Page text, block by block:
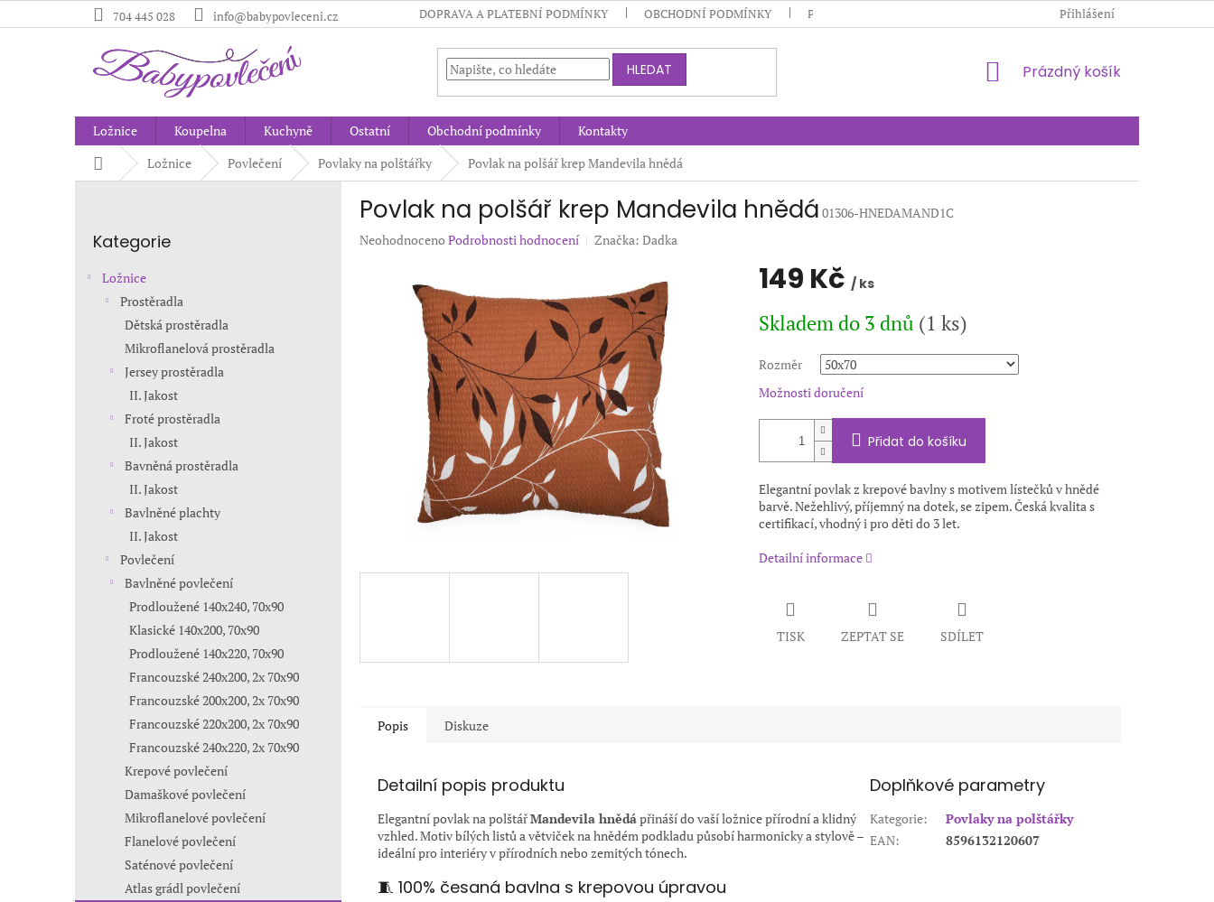
na
704 445 028 info@babypovleceni.cz DOPRAVA A PLATEBNÍ PODMÍNKY OBCHODNÍ PODMÍNKY PODMÍNKY OCHRANY OSOBNÍCH ÚDAJŮ KONTAKTY
Přihlášení
HLEDAT
NÁKUPNÍ
Prázdný košík
Ložnice Koupelna Kuchyně Ostatní Obchodní podmínky
Kontakty
Domů Ložnice Povlečení Povlaky na polštářky Povlak na polšář krep Mandevila hnědá
kategorie
Kategorie
Ložnice
Prostěradla
Dětská prostěradla
Mikroflanelová prostěradla
Jersey prostěradla
II. Jakost
Froté prostěradla
II. Jakost
Bavněná prostěradla
II. Jakost
Bavlněné plachty
II. Jakost
Povlečení
Bavlněné povlečení
Prodloužené 140x240, 70x90
Klasické 140x200, 70x90
Prodloužené 140x220, 70x90
Francouzské 240x200, 2x 70x90
Francouzské 200x200, 2x 70x90
Francouzské 220x200, 2x 70x90
Francouzské 240x220, 2x 70x90
Krepové povlečení
Damaškové povlečení
Mikroflanelové povlečení
Flanelové povlečení
Saténové povlečení
Atlas grádl povlečení
Povlak na polšář krep Mandevila hnědá 01306-HNEDAMAND1C
Průměrné
Neohodnoceno Podrobnosti hodnocení Značka: Dadka
149 Kč / ks
cena:
Skladem do 3 dnů (1 ks)
Rozměr
Možnosti doručení
Přidat do košíku
Elegantní povlak z krepové bavlny s motivem lístečků v hnědé
barvě. Nežehlivý, příjemný na dotek, se zipem. Česká kvalita s
certifikací, vhodný i pro děti do 3 let.
Detailní informace
TISK ZEPTAT SE SDÍLET
Popis Diskuze
Detailní popis produktu
Elegantní povlak na polštářMandevila hnědápřináší do vaší ložnice přírodní a klidný
vzhled. Motiv bílých listů a větviček na hnědém podkladu působí harmonicky a stylově –
ideální pro interiéry v přírodních nebo zemitých tónech.
🧵 100% česaná bavlna s krepovou úpravou
Doplňkové parametry
Kategorie:
Povlaky na polštářky
EAN: 8596132120607